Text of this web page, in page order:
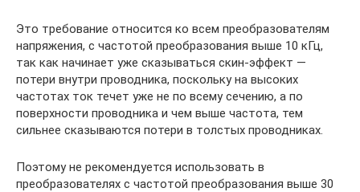
Это требование относится ко всем преобразователям
напряжения, с частотой преобразования выше 10 кГц,
так как начинает уже сказываться скин-эффект —
потери внутри проводника, поскольку на высоких
частотах ток течет уже не по всему сечению, а по
поверхности проводника и чем выше частота, тем
сильнее сказываются потери в толстых проводниках.
Поэтому не рекомендуется использовать в
преобразователях с частотой преобразования выше 30